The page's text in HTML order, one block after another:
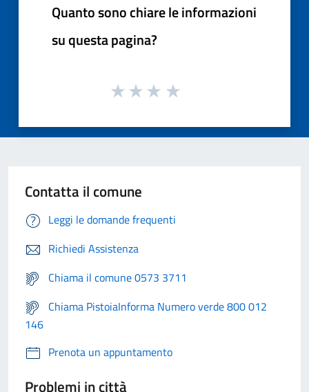
Quanto sono chiare le informazioni
su questa pagina?
Contatta il comune
Leggi le domande frequenti
Richiedi Assistenza
Chiama il comune 0573 3711
Chiama PistoiaInforma Numero verde 800 012
146
Prenota un appuntamento
Problemi in città